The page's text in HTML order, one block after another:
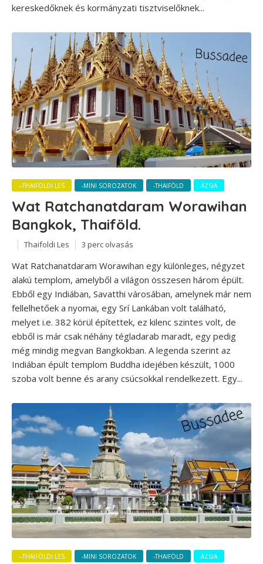
kereskedőknek és kormányzati tisztviselőknek...
--THAIFÖLDI LES -MINI SOROZATOK -THAIFÖLD ÁZSIA
Wat Ratchanatdaram Worawihan
Bangkok, Thaiföld.
Thaifoldi Les 3 perc olvasás
Wat Ratchanatdaram Worawihan egy különleges, négyzet
alakú templom, amelyből a világon összesen három épült.
Ebből egy Indiában, Savatthi városában, amelynek már nem
fellelhetőek a nyomai, egy Srí Lankában volt található,
melyet i.e. 382 körül építettek, ez kilenc szintes volt, de
ebből is már csak néhány tégladarab maradt, egy pedig
még mindig megvan Bangkokban. A legenda szerint az
Indiában épült templom Buddha idejében készült, 1000
szoba volt benne és arany csúcsokkal rendelkezett. Egy...
--THAIFÖLDI LES -MINI SOROZATOK -THAIFÖLD ÁZSIA